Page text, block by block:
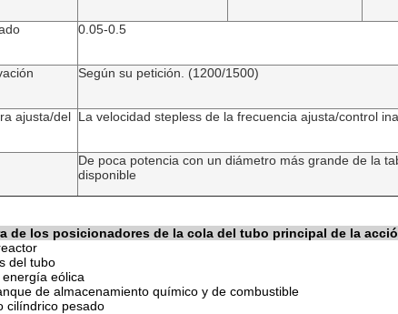
0.05-0.5
Según su petición. (1200/1500)
ajusta/del La velocidad stepless de la frecuencia ajusta/control
De poca potencia con un diámetro más grande de la
disponible
de los posicionadores de la cola del tubo principal de la
del tubo
eólica
de almacenamiento químico y de combustible
cilíndrico pesado